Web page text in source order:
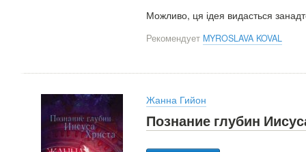
Можливо, ця ідея видасться
Рекомендует MYROSLAVA KOVAL
Жанна Гийон
Познание глубин